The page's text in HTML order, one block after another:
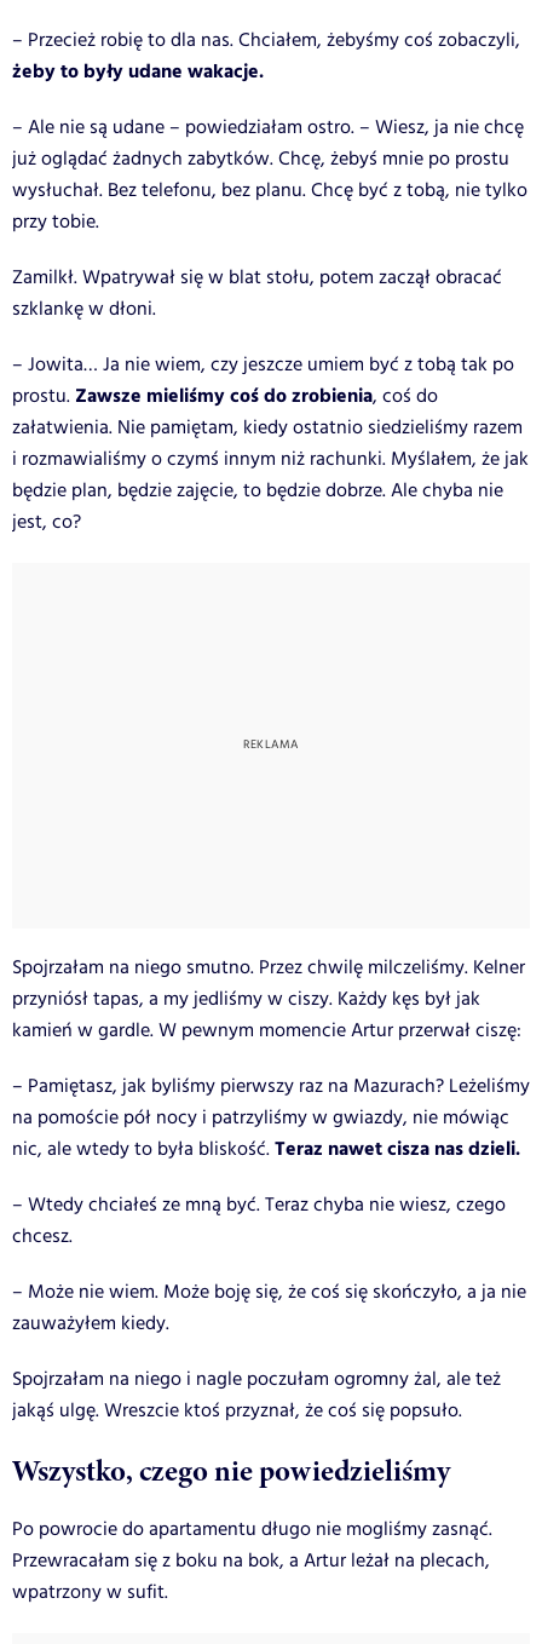
– Przecież robię to dla nas. Chciałem, żebyśmy coś zobaczyli,
żeby to były udane wakacje.
– Ale nie są udane – powiedziałam ostro. – Wiesz, ja nie chcę
już oglądać żadnych zabytków. Chcę, żebyś mnie po prostu
wysłuchał. Bez telefonu, bez planu. Chcę być z tobą, nie tylko
przy tobie.
Zamilkł. Wpatrywał się w blat stołu, potem zaczął obracać
szklankę w dłoni.
– Jowita… Ja nie wiem, czy jeszcze umiem być z tobą tak po
prostu. Zawsze mieliśmy coś do zrobienia, coś do
załatwienia. Nie pamiętam, kiedy ostatnio siedzieliśmy razem
i rozmawialiśmy o czymś innym niż rachunki. Myślałem, że jak
będzie plan, będzie zajęcie, to będzie dobrze. Ale chyba nie
jest, co?
Spojrzałam na niego smutno. Przez chwilę milczeliśmy. Kelner
przyniósł tapas, a my jedliśmy w ciszy. Każdy kęs był jak
kamień w gardle. W pewnym momencie Artur przerwał ciszę:
– Pamiętasz, jak byliśmy pierwszy raz na Mazurach? Leżeliśmy
na pomoście pół nocy i patrzyliśmy w gwiazdy, nie mówiąc
nic, ale wtedy to była bliskość.Teraz nawet cisza nas dzieli.
– Wtedy chciałeś ze mną być. Teraz chyba nie wiesz, czego
chcesz.
– Może nie wiem. Może boję się, że coś się skończyło, a ja nie
zauważyłem kiedy.
Spojrzałam na niego i nagle poczułam ogromny żal, ale też
jakąś ulgę. Wreszcie ktoś przyznał, że coś się popsuło.
Wszystko, czego nie powiedzieliśmy
Po powrocie do apartamentu długo nie mogliśmy zasnąć.
Przewracałam się z boku na bok, a Artur leżał na plecach,
wpatrzony w sufit.